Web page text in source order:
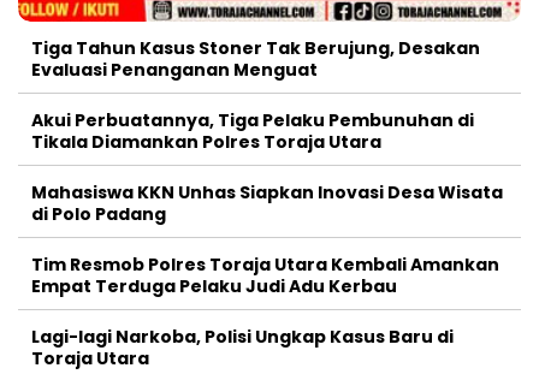
Tiga Tahun Kasus Stoner Tak Berujung, Desakan
Evaluasi Penanganan Menguat
Akui Perbuatannya, Tiga Pelaku Pembunuhan di
Tikala Diamankan Polres Toraja Utara
Mahasiswa KKN Unhas Siapkan Inovasi Desa Wisata
di Polo Padang
Tim Resmob Polres Toraja Utara Kembali Amankan
Empat Terduga Pelaku Judi Adu Kerbau
Lagi-lagi Narkoba, Polisi Ungkap Kasus Baru di
Toraja Utara